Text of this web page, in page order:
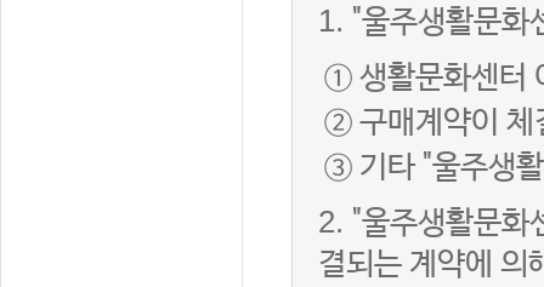
1. "울주생활문화
① 생활문화센터
② 구매계약이 체
③ 기타 "울주생
2. "울주생활문화
결되는 계약에 의